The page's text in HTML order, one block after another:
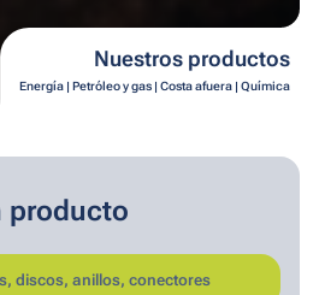
Nuestros productos
Energía | Petróleo y gas | Costa afuera | Química
producto
discos, anillos, conectores